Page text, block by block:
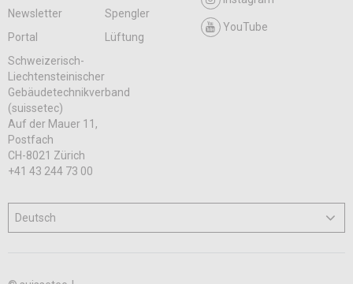
Newsletter
Spengler
Portal
Lüftung
YouTube
Schweizerisch-
Liechtensteinischer
Gebäudetechnikverband
(suissetec)
Auf der Mauer 11,
Postfach
CH-8021 Zürich
+41 43 244 73 00